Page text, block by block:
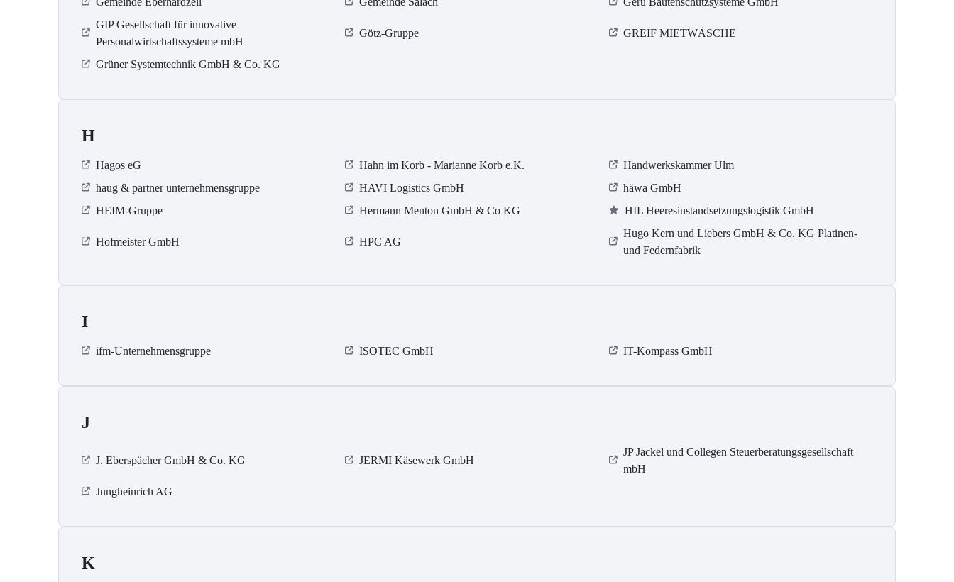
GIP Gesellschaft für innovative
Personalwirtschaftssysteme mbH
Götz-Gruppe GREIF MIETWÄSCHE
Grüner Systemtechnik GmbH & Co. KG
H
Hagos eG Hahn im Korb - Marianne Korb e.K.
Handwerkskammer Ulm
haug & partner unternehmensgruppe
HAVI Logistics GmbH
häwa GmbH
HEIM-Gruppe
Hermann Menton GmbH & Co KG HIL Heeresinstandsetzungslogistik GmbH
Hofmeister GmbH HPC AG
Hugo Kern und Liebers GmbH & Co. KG Platinen-
und Federnfabrik
I
ifm-Unternehmensgruppe ISOTEC GmbH IT-Kompass GmbH
J
J. Eberspächer GmbH & Co. KG JERMI Käsewerk GmbH
JP Jackel und Collegen Steuerberatungsgesellschaft
mbH
Jungheinrich AG
K